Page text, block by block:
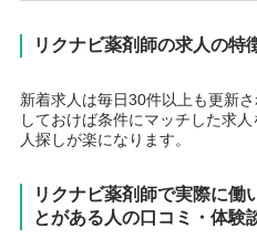
リクナビ薬剤師の求人の特
新着求人は毎日30件以上も更新
しておけば条件にマッチした求
人探しが楽になります。
リクナビ薬剤師で実際に働
とがある人の口コミ・体験